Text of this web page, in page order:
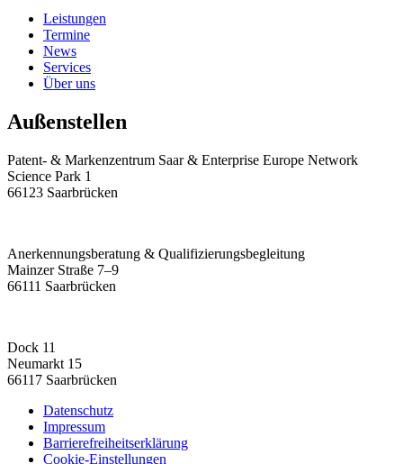
Leistungen
Termine
News
Services
Über uns
Außenstellen
Patent- & Markenzentrum Saar & Enterprise Europe Network
Science Park 1
66123 Saarbrücken
Anerkennungsberatung & Qualifizierungsbegleitung
Mainzer Straße 7–9
66111 Saarbrücken
Dock 11
Neumarkt 15
66117 Saarbrücken
Datenschutz
Impressum
Barrierefreiheitserklärung
Cookie-Einstellungen